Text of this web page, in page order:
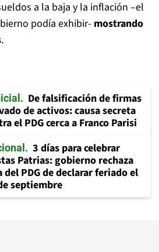
a la baja y la inflación –el
podía exhibir- mostrando
.
De falsificación de firmas
de activos: causa secreta
el PDG cerca a Franco Parisi
3 días para celebrar
Patrias: gobierno rechaza
del PDG de declarar feriado el
septiembre